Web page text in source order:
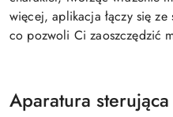
więcej, aplikacja łączy się
co pozwoli Ci zaoszczędzić
Aparatura